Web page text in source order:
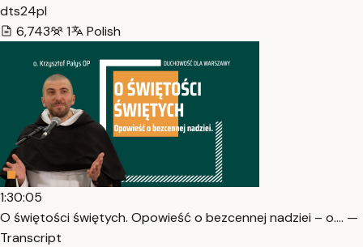
dts24pl
6,743
1 Polish
1:30:05
O świętości świętych. Opowieść o bezcennej nadziei – o.… —
Transcript